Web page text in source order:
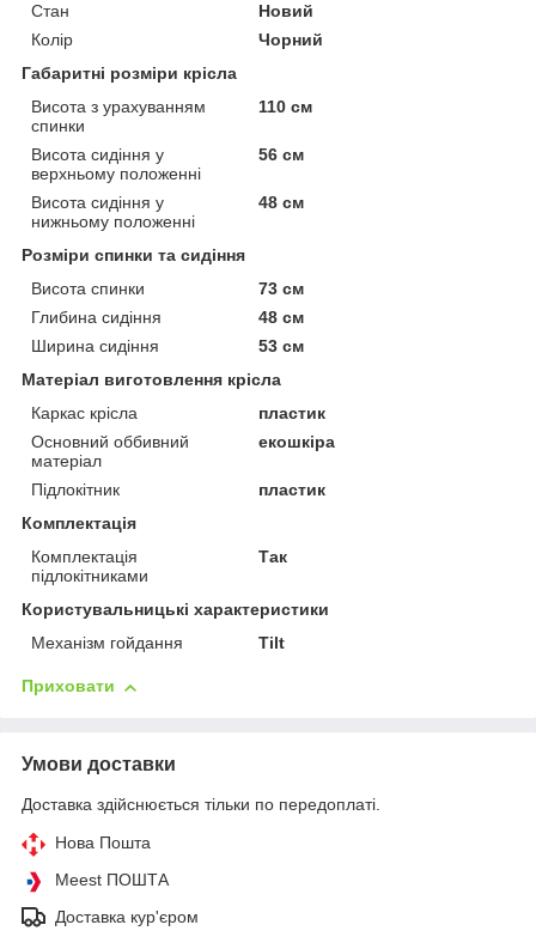
Стан
Новий
Колір
Чорний
Габаритні розміри крісла
Висота з урахуванням
спинки
110 см
Висота сидіння у
верхньому положенні
56 см
Висота сидіння у
нижньому положенні
48 см
Розміри спинки та сидіння
Висота спинки
73 см
Глибина сидіння
48 см
Ширина сидіння
53 см
Матеріал виготовлення крісла
Каркас крісла
пластик
Основний оббивний
матеріал
екошкіра
Підлокітник
пластик
Комплектація
Комплектація
підлокітниками
Так
Користувальницькі характеристики
Механізм гойдання
Tilt
Приховати
Умови доставки
Доставка здійснюється тільки по передоплаті.
Нова Пошта
Meest ПОШТА
Доставка кур'єром